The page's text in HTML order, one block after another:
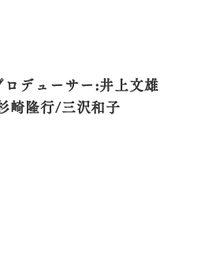
ロデューサー:井上文雄
崎隆行/三沢和子